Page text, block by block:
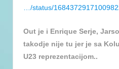
…/status/
Out je i Enrique Serje,
takodje nije tu jer je sa
U23 reprezentacijom..